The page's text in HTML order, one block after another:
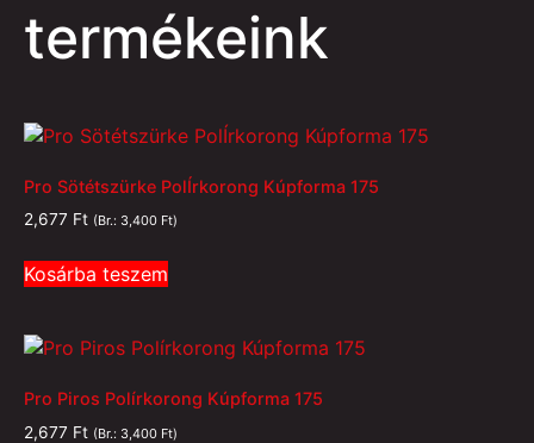
termékeink
Pro Sötétszürke PolÍrkorong Kúpforma 175
2,677 Ft (Br.: 3,400 Ft)
Kosárba teszem
Pro Piros Polírkorong Kúpforma 175
2,677 Ft (Br.: 3,400 Ft)